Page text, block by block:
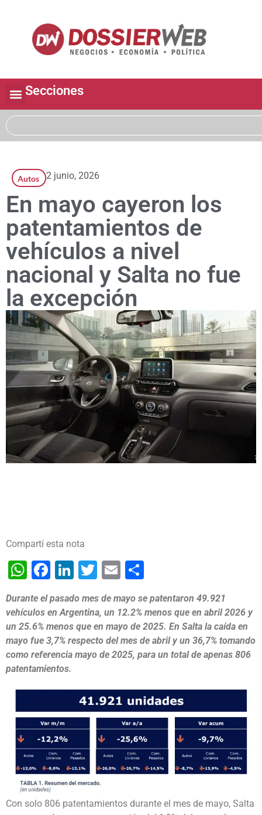
Secciones
Autos 2 junio, 2026
En mayo cayeron los
patentamientos de
vehículos a nivel
nacional y Salta no fue
la excepción
Compartí esta nota
WhatsApp
Facebook
LinkedIn
Twitter
Email
Durante el pasado mes de mayo se patentaron 49.921
vehículos en Argentina, un 12.2% menos que en abril 2026 y
un 25.6% menos que en mayo de 2025. En Salta la caída en
mayo fue 3,7% respecto del mes de abril y un 36,7% tomando
como referencia mayo de 2025, para un total de apenas 806
patentamientos.
Con solo 806 patentamientos durante el mes de mayo, Salta